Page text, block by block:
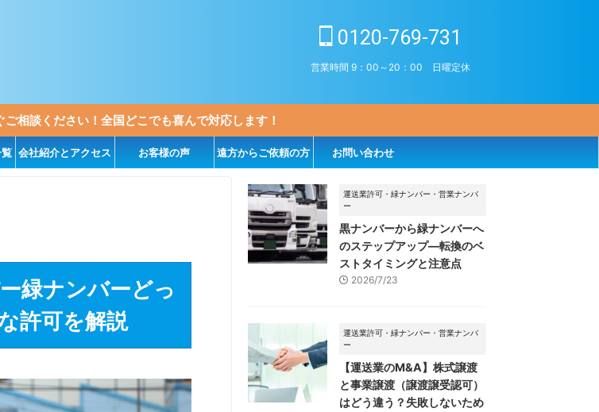
0120-769-731
営業時間 9：00～20：00 日曜定休
相談ください！全国どこでも喜んで対応します！
会社紹介とアクセス お客様の声 遠方からご依頼の方 お問い合わせ
緑ナンバーどっ
許可を解説
運送業許可・緑ナンバー・営業ナンバ
ー
黒ナンバーから緑ナンバーへ
のステップアップ―転換のベ
ストタイミングと注意点
2026/7/23
運送業許可・緑ナンバー・営業ナンバ
ー
【運送業のM&A】株式譲渡
と事業譲渡（譲渡譲受認可）
はどう違う？失敗しないため